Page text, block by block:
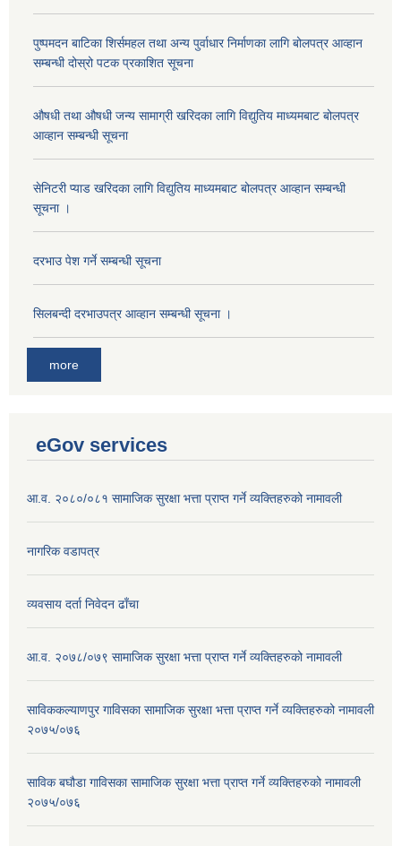
पुष्पमदन बाटिका शिर्समहल तथा अन्य पुर्वाधार निर्माणका लागि बोलपत्र आव्हान
सम्बन्धी दोस्रो पटक प्रकाशित सूचना
औषधी तथा औषधी जन्य सामाग्री खरिदका लागि विद्युतिय माध्यमबाट बोलपत्र
आव्हान सम्बन्धी सूचना
सेनिटरी प्याड खरिदका लागि विद्युतिय माध्यमबाट बोलपत्र आव्हान सम्बन्धी
सूचना ।
दरभाउ पेश गर्ने सम्बन्धी सूचना
सिलबन्दी दरभाउपत्र आव्हान सम्बन्धी सूचना ।
more
eGov services
आ.व. २०८०/०८१ सामाजिक सुरक्षा भत्ता प्राप्त गर्ने व्यक्तिहरुको नामावली
नागरिक वडापत्र
व्यवसाय दर्ता निवेदन ढाँचा
आ.व. २०७८/०७९ सामाजिक सुरक्षा भत्ता प्राप्त गर्ने व्यक्तिहरुको नामावली
साविककल्याणपुर गाविसका सामाजिक सुरक्षा भत्ता प्राप्त गर्ने व्यक्तिहरुको नामावली
२०७५/०७६
साविक बघौडा गाविसका सामाजिक सुरक्षा भत्ता प्राप्त गर्ने व्यक्तिहरुको नामावली
२०७५/०७६